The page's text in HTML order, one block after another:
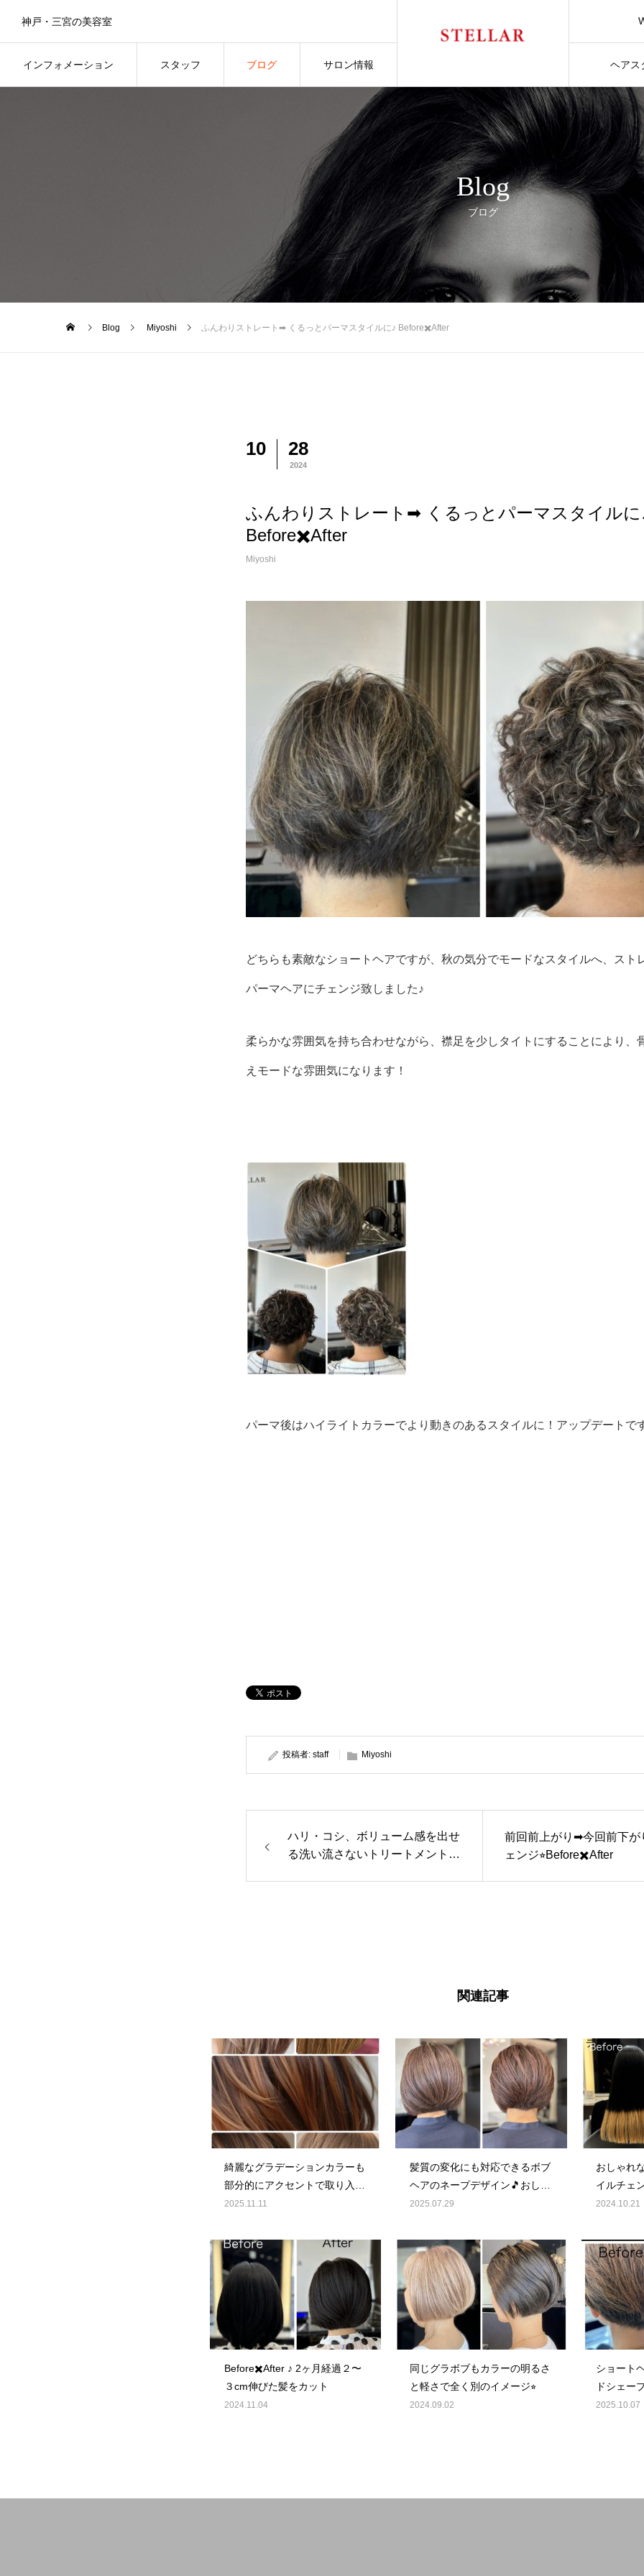
インフォメーション スタッフ ブログ サロン情報 ヘアス
神戸・三宮の美容室
Blog
ブログ
Blog Miyoshi ふんわりストレート➡︎ くるっとパーマスタイルに♪ Before✖️After
10 28
2024
ふんわりストレート➡︎ くるっとパーマスタイルに
Before✖️After
Miyoshi
どちらも素敵なショートヘアですが、秋の気分でモードなスタイルへ、 スト
パーマヘアにチェンジ致しました♪
柔らかな雰囲気を持ち合わせながら、襟足を少しタイトにすることにより、
えモードな雰囲気になります！
パーマ後はハイライトカラーでより動きのあるスタイルに！アップデートで
投稿者: staff Miyoshi
ハリ・コシ、ボリューム感を出せ
る洗い流さないトリートメントム
前回前上がり➡︎今回前下が
ェンジ⭐︎Before✖️After
関連記事
綺麗なグラデーションカラーも
部分的にアクセントで取り入れ
る事も可能🎵
2025.11.11
髪質の変化にも対応できるボブ
ヘアのネープデザイン🎵おしゃ
れ！
2025.07.29
おしゃれ
イルチェ
2024.10.21
Before✖️After ♪ 2ヶ月経過２〜
３cm伸びた髪をカット
2024.11.04
同じグラボブもカラーの明るさ
と軽さで全く別のイメージ⭐︎
2024.09.02
ショート
ドシェー
2025.10.07